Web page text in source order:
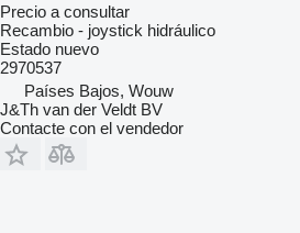
Precio a consultar
Recambio - joystick hidráulico
Estado nuevo
2970537
Países Bajos, Wouw
J&Th van der Veldt BV
Contacte con el vendedor